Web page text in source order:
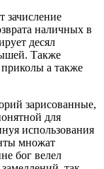
зачисление
наличных в
десял
Также
а также
зарисованные,
для
использования
множат
бог велел